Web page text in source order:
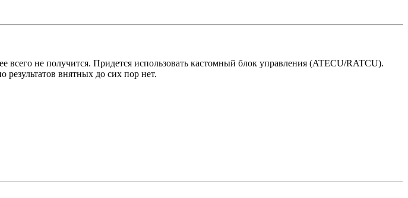
не получится. Придется использовать кастомный блок управления (ATECU/RATCU).
внятных до сих пор нет.